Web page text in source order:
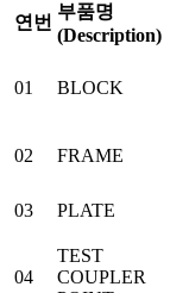
연번
부품명
(Description)
01 BLOCK
02 FRAME
03 PLATE
04
TEST
COUPLER